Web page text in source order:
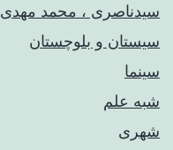
سیدناصری ، محمد مهدی
سیستان و بلوچستان
سینما
شبه علم
شهری